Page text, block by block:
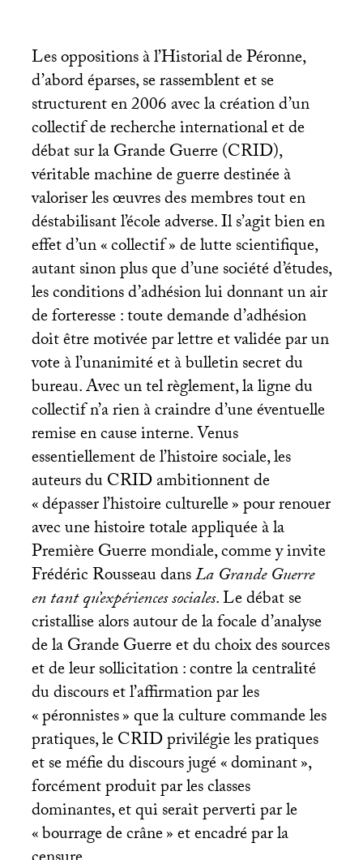
Les oppositions à l’Historial de Péronne,
d’abord éparses, se rassemblent et se
structurent en 2006 avec la création d’un
collectif de recherche international et de
débat sur la Grande Guerre (CRID),
véritable machine de guerre destinée à
valoriser les œuvres des membres tout en
déstabilisant l’école adverse. Il s’agit bien en
effet d’un «collectif» de lutte scientifique,
autant sinon plus que d’une société d’études,
les conditions d’adhésion lui donnant un air
de forteresse : toute demande d’adhésion
doit être motivée par lettre et validée par un
vote à l’unanimité et à bulletin secret du
bureau. Avec un tel règlement, la ligne du
collectif n’a rien à craindre d’une éventuelle
remise en cause interne. Venus
essentiellement de l’histoire sociale, les
auteurs duCRIDambitionnent de
«dépasser l’histoire culturelle» pour renouer
avec une histoire totale appliquée à la
Première Guerre mondiale, comme y invite
Frédéric Rousseau dansLa Grande Guerre
en tant qu’expériences sociales. Le débat se
cristallise alors autour de la focale d’analyse
de la Grande Guerre et du choix des sources
et de leur sollicitation : contre la centralité
du discours et l’affirmation par les
«péronnistes» que la culture commande les
pratiques, leCRIDprivilégie les pratiques
et se méfie du discours jugé «dominant»,
forcément produit par les classes
dominantes, et qui serait perverti par le
«bourrage de crâne» et encadré par la